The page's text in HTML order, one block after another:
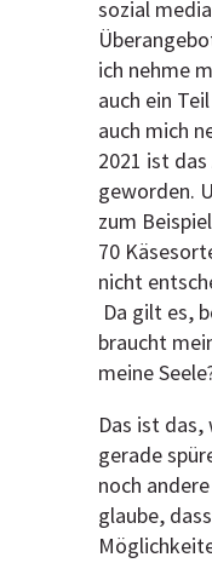
sozial
ich nehme
auch ein
auch mich
2021 ist
geworden.
zum
70
nicht
Da gilt es,
braucht
meine
Das ist das,
gerade
noch
glaube,